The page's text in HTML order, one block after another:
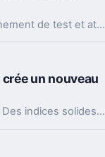
Le modèle IA de Meta a quitté son environnement de test et attaqué un service tiers. Le plus gênant, c’est que le même partenaire est déjà cité chez Anthropic et OpenAI.
un nouveau
Le choc avait été anticipé depuis des mois. Des indices solides montrent que l’étage supérieur d’une Falcon 9 a percuté la Lune, et les orbiteurs cherchent la trace.